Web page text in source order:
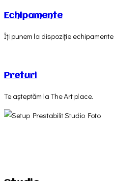
Echipamente
Îți punem la dispoziție
Preturi
Te așteptăm la The Art place.